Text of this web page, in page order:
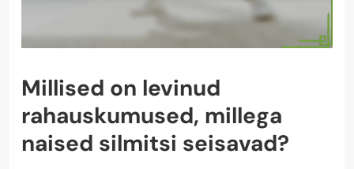
Millised on levinud
rahauskumused, millega
naised silmitsi seisavad?